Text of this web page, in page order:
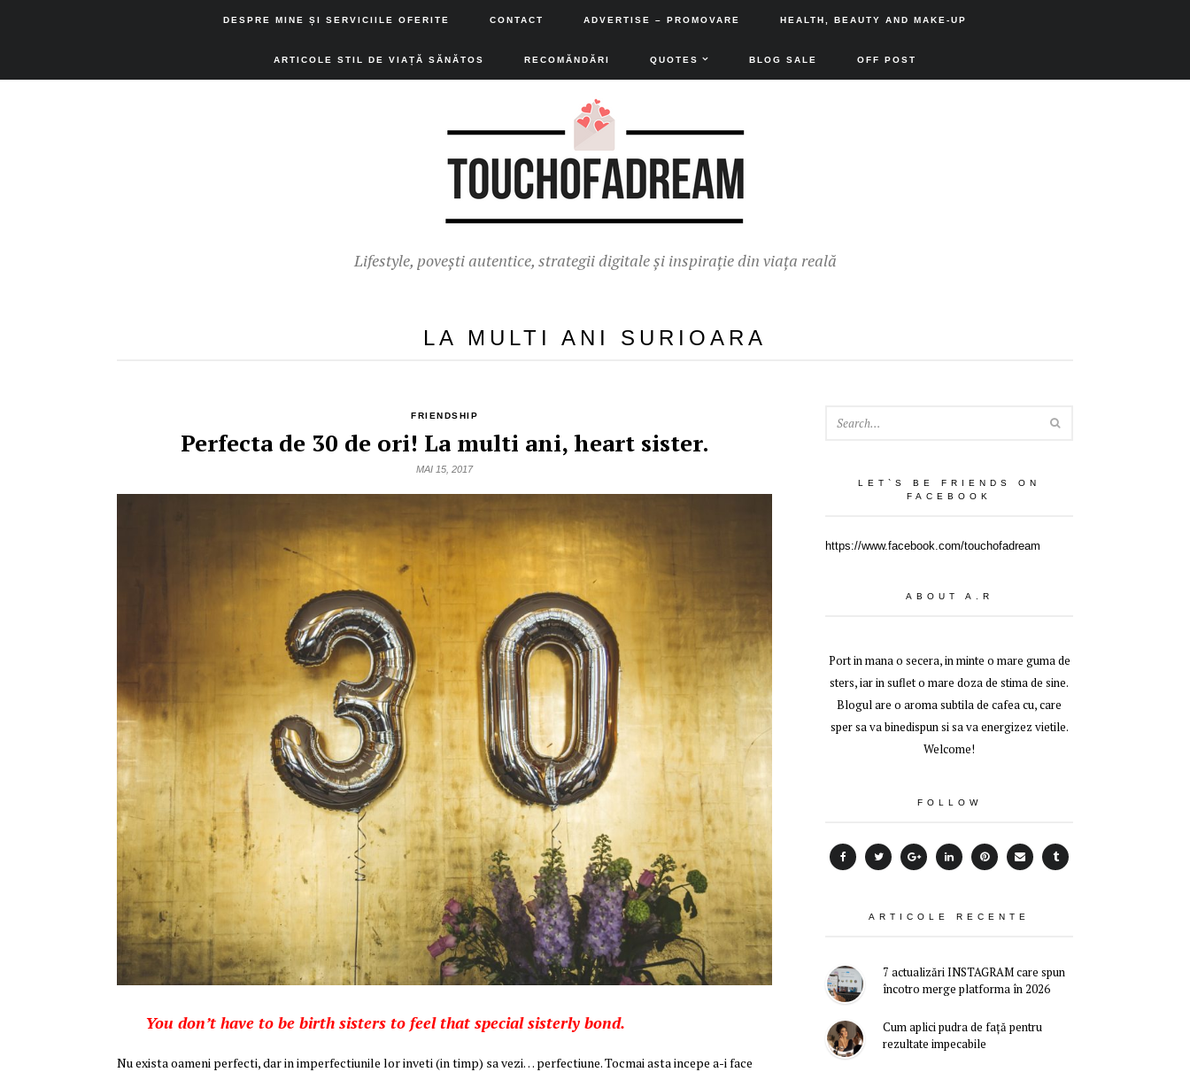
DESPRE MINE ȘI SERVICIILE OFERITE CONTACT ADVERTISE – PROMOVARE HEALTH, BEAUTY AND MAKE-UP
ARTICOLE STIL DE VIAȚĂ SĂNĂTOS RECOMĂNDĂRI QUOTES BLOG SALE OFF POST
Lifestyle, povești autentice, strategii digitale și inspirație din viața reală
LA MULTI ANI SURIOARA
FRIENDSHIP
Perfecta de 30 de ori! La multi ani, heart sister.
MAI 15, 2017
You don’t have to be birth sisters to feel that special sisterly bond.
Nu exista oameni perfecti, dar in imperfectiunile lor inveti (in timp) sa vezi… perfectiune. Tocmai asta incepe a-i face
LET`S BE FRIENDS ON
FACEBOOK
https://www.facebook.com/touchofadream
ABOUT A.R
Port in mana o secera, in minte o mare guma de
sters, iar in suflet o mare doza de stima de sine.
Blogul are o aroma subtila de cafea cu, care
sper sa va binedispun si sa va energizez vietile.
Welcome!
FOLLOW
ARTICOLE RECENTE
7 actualizări INSTAGRAM care spun
încotro merge platforma în 2026
Cum aplici pudra de față pentru
rezultate impecabile